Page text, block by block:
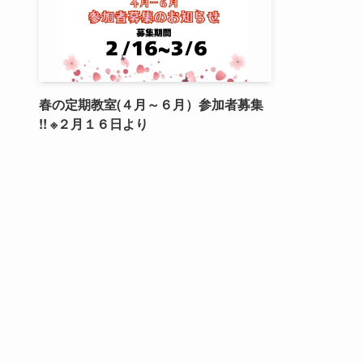
春の定期教室(４月～６月）参加者募集
!! ※２月１６日より